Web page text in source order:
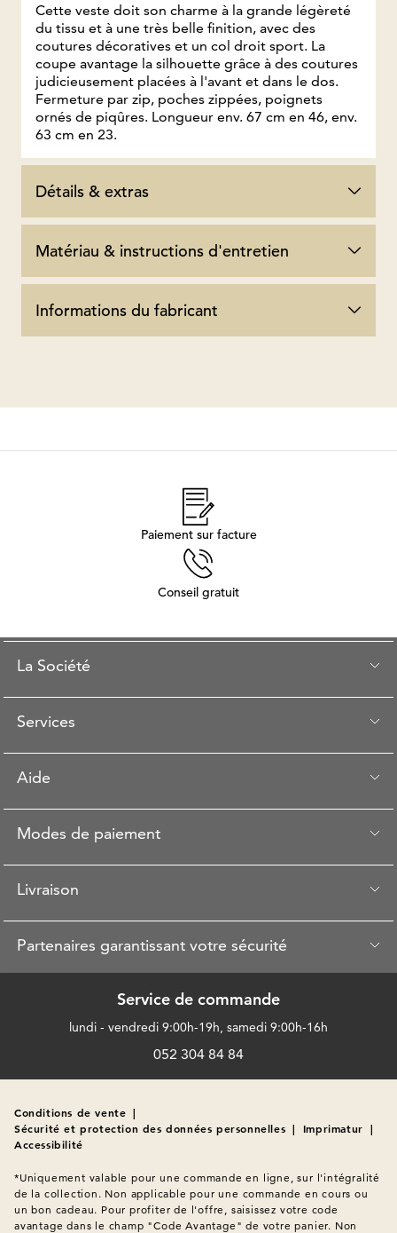
Cette veste doit son charme à la grande légèreté
du tissu et à une très belle finition, avec des
coutures décoratives et un col droit sport. La
coupe avantage la silhouette grâce à des coutures
judicieusement placées à l'avant et dans le dos.
Fermeture par zip, poches zippées, poignets
ornés de piqûres. Longueur env. 67 cm en 46, env.
63 cm en 23.
Détails & extras
Matériau & instructions d'entretien
Informations du fabricant
Paiement sur facture
Conseil gratuit
La Société
Services
Aide
Modes de paiement
Livraison
Partenaires garantissant votre sécurité
Service de commande
lundi - vendredi 9:00h-19h, samedi 9:00h-16h
052 304 84 84
Conditions de vente |
Sécurité et protection des données personnelles | Imprimatur |
Accessibilité
*Uniquement valable pour une commande en ligne, sur l'intégralité
de la collection. Non applicable pour une commande en cours ou
un bon cadeau. Pour profiter de l'offre, saisissez votre code
avantage dans le champ "Code Avantage" de votre panier. Non